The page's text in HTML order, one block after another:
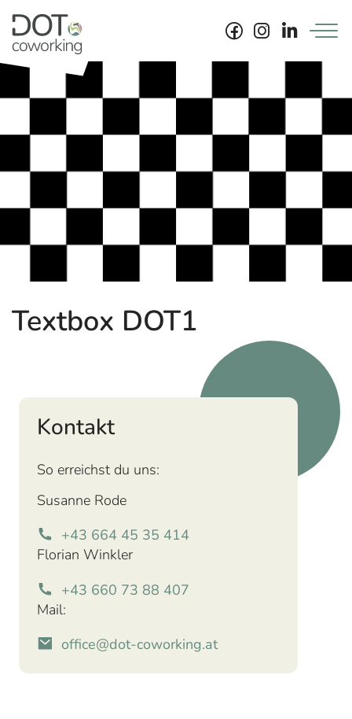
Skip
content
Textbox DOT1
Kontakt
So erreichst du uns:
Susanne Rode
+43 664 45 35 414
Florian Winkler
+43 660 73 88 407
Mail:
office@dot-coworking.at